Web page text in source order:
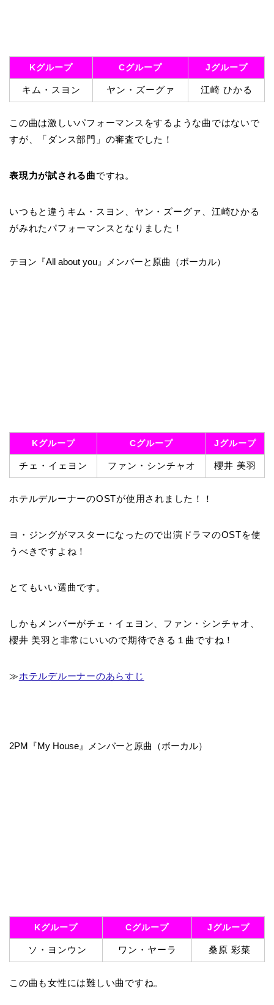
Kグループ Cグループ Jグループ
キム・スヨン ヤン・ズーグァ 江崎 ひかる
この曲は激しいパフォーマンスをするような曲ではないで
すが、「ダンス部門」の審査でした！
表現力が試される曲ですね。
いつもと違うキム・スヨン、ヤン・ズーグァ、江崎ひかる
がみれたパフォーマンスとなりました！
テヨン『All about you』メンバーと原曲（ボーカル）
Kグループ Cグループ Jグループ
チェ・イェヨン ファン・シンチャオ 櫻井 美羽
ホテルデルーナーのOSTが使用されました！！
ヨ・ジングがマスターになったので出演ドラマのOSTを使
うべきですよね！
とてもいい選曲です。
しかもメンバーがチェ・イェヨン、ファン・シンチャオ、
櫻井 美羽と非常にいいので期待できる１曲ですね！
≫ホテルデルーナーのあらすじ
2PM『My House』メンバーと原曲（ボーカル）
Kグループ Cグループ Jグループ
ソ・ヨンウン ワン・ヤーラ 桑原 彩菜
この曲も女性には難しい曲ですね。